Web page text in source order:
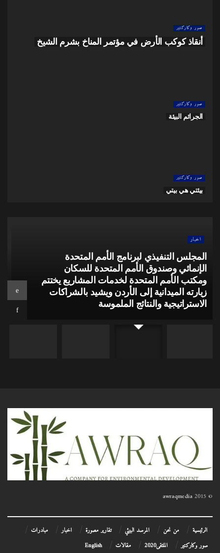
صور وكاركتير
الأحتفال بيوم البيئة لحماية كوكب الأرض
صور وكاركتير
التلوث البيئي
صور وكاركتير
التغير المناخي
اخبار
انطلاق مؤتمر المدن العادلة والمستدامة في
عمّان: “مدننا ما بعد الصراع والكوارث
والأزمات”
© 2015
awraqmedia
الرئيسية من نحن المرصد البيئي تقارير مصورة اخبار
مبادرات
صور وكاركتير
الملتقى2020 مقالات English